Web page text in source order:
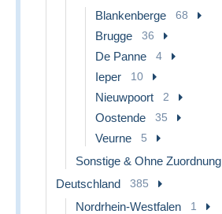
Blankenberge 68
Brugge 36
De Panne 4
Ieper 10
Nieuwpoort 2
Oostende 35
Veurne 5
Sonstige & Ohne Zuordnung
Deutschland 385
Nordrhein-Westfalen 1